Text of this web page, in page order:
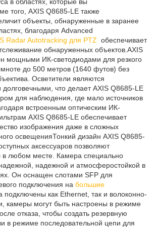
того, AXIS Q8685-LE также
объекты, обнаруженные в заранее
благодаря Advanced
Radar Autotracking для PTZ обеспечивает
обнаруженных объектов.AXIS
мощными ИК-светодиодами для резкого
до 500 метров (1640 футов) без
Осветители являются
что делает AXIS Q8685-LE
для наблюдения, где мало источников
встроенным оптическим ИК-
AXIS Q8685-LE обеспечивает
изображения даже в сложных
освещенияТонкий дизайн AXIS Q8685-
аксессуаров позволяют
в любом месте. Камера специально
надежной и атмосферостойкой в
Он оснащен слотами SFP для
подключения на большие
подключены как Ethernet, так и волоконно-
камеры могут быть настроены в режиме
отказа, чтобы создать резервную
в режиме последовательной цепи для